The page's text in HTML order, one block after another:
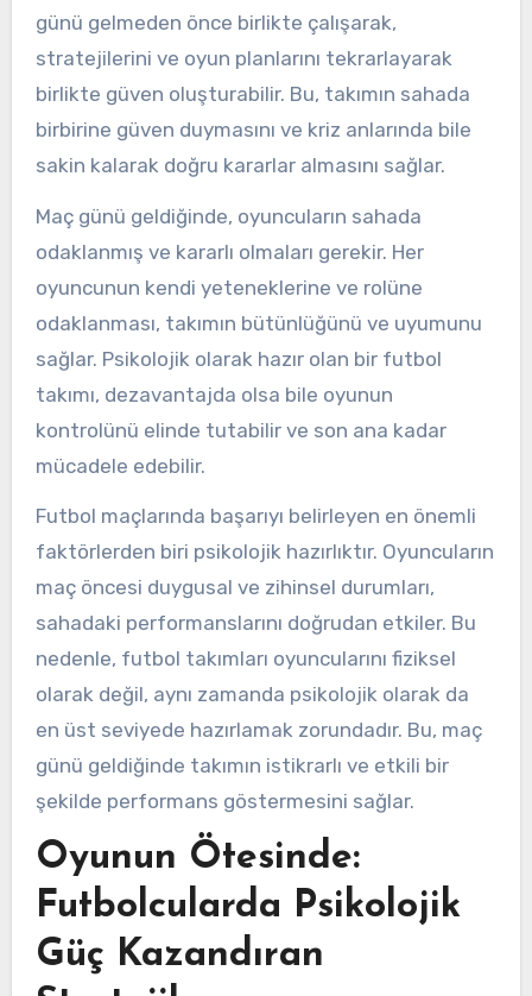
günü gelmeden önce birlikte çalışarak,
stratejilerini ve oyun planlarını tekrarlayarak
birlikte güven oluşturabilir. Bu, takımın sahada
birbirine güven duymasını ve kriz anlarında bile
sakin kalarak doğru kararlar almasını sağlar.
Maç günü geldiğinde, oyuncuların sahada
odaklanmış ve kararlı olmaları gerekir. Her
oyuncunun kendi yeteneklerine ve rolüne
odaklanması, takımın bütünlüğünü ve uyumunu
sağlar. Psikolojik olarak hazır olan bir futbol
takımı, dezavantajda olsa bile oyunun
kontrolünü elinde tutabilir ve son ana kadar
mücadele edebilir.
Futbol maçlarında başarıyı belirleyen en önemli
faktörlerden biri psikolojik hazırlıktır. Oyuncuların
maç öncesi duygusal ve zihinsel durumları,
sahadaki performanslarını doğrudan etkiler. Bu
nedenle, futbol takımları oyuncularını fiziksel
olarak değil, aynı zamanda psikolojik olarak da
en üst seviyede hazırlamak zorundadır. Bu, maç
günü geldiğinde takımın istikrarlı ve etkili bir
şekilde performans göstermesini sağlar.
Oyunun Ötesinde:
Futbolcularda Psikolojik
Güç Kazandıran